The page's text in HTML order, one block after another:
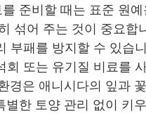
준비할 때는 표준 원
섞어 주는 것이 중요합
부패를 방지할 수 있습
회 또는 유기질 비료를
경은 애니시다의 잎과
한 토양 관리 없이 키